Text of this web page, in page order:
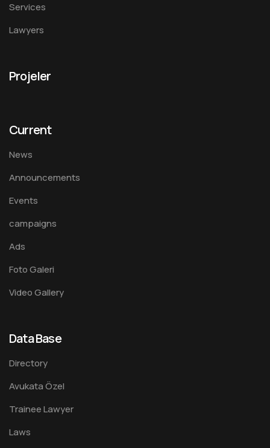
Services
Lawyers
Projeler
Current
News
Announcements
Events
campaigns
Ads
Foto Galeri
Video Gallery
Data Base
Directory
Avukata Özel
Trainee Lawyer
Laws